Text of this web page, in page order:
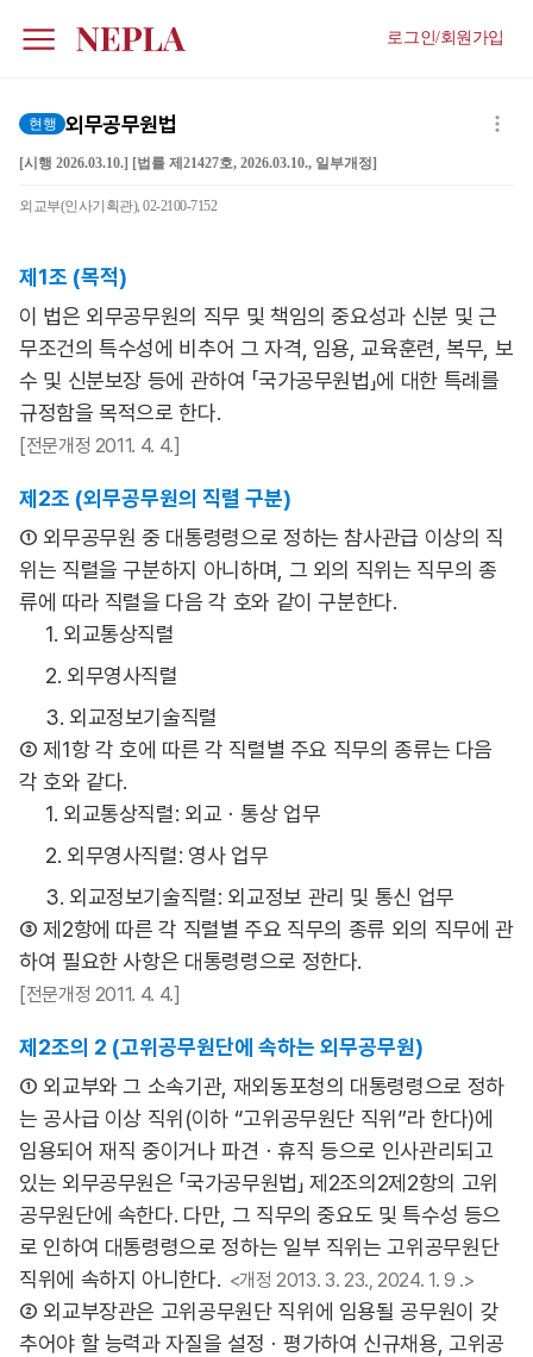
로그인/회원가입
현행 외무공무원법
[시행 2026.03.10.] [법률 제21427호, 2026.03.10., 일부개정]
외교부(인사기획관), 02-2100-7152
제1조 (목적)
이 법은 외무공무원의 직무 및 책임의 중요성과 신분 및 근
무조건의 특수성에 비추어 그 자격, 임용, 교육훈련, 복무, 보
수 및 신분보장 등에 관하여 「국가공무원법」에 대한 특례를
규정함을 목적으로 한다.
[전문개정 2011. 4. 4.]
제2조 (외무공무원의 직렬 구분)
① 외무공무원 중 대통령령으로 정하는 참사관급 이상의 직
위는 직렬을 구분하지 아니하며, 그 외의 직위는 직무의 종
류에 따라 직렬을 다음 각 호와 같이 구분한다.
1. 외교통상직렬
2. 외무영사직렬
3. 외교정보기술직렬
② 제1항 각 호에 따른 각 직렬별 주요 직무의 종류는 다음
각 호와 같다.
1. 외교통상직렬: 외교ㆍ통상 업무
2. 외무영사직렬: 영사 업무
3. 외교정보기술직렬: 외교정보 관리 및 통신 업무
③ 제2항에 따른 각 직렬별 주요 직무의 종류 외의 직무에 관
하여 필요한 사항은 대통령령으로 정한다.
[전문개정 2011. 4. 4.]
제2조의 2 (고위공무원단에 속하는 외무공무원)
① 외교부와 그 소속기관, 재외동포청의 대통령령으로 정하
는 공사급 이상 직위(이하 “고위공무원단 직위”라 한다)에
임용되어 재직 중이거나 파견ㆍ휴직 등으로 인사관리되고
있는 외무공무원은 「국가공무원법」 제2조의2제2항의 고위
공무원단에 속한다. 다만, 그 직무의 중요도 및 특수성 등으
로 인하여 대통령령으로 정하는 일부 직위는 고위공무원단
직위에 속하지 아니한다. <개정 2013. 3. 23., 2024. 1. 9 .>
② 외교부장관은 고위공무원단 직위에 임용될 공무원이 갖
추어야 할 능력과 자질을 설정ㆍ평가하여 신규채용, 고위공